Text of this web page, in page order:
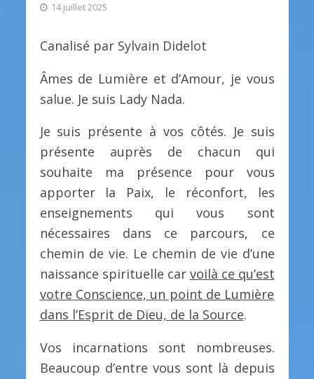
14 juillet 2025
Canalisé par Sylvain Didelot
Âmes de Lumière et d’Amour, je vous
salue. Je suis Lady Nada.
Je suis présente à vos côtés. Je suis
présente auprès de chacun qui
souhaite ma présence pour vous
apporter la Paix, le réconfort, les
enseignements qui vous sont
nécessaires dans ce parcours, ce
chemin de vie. Le chemin de vie d’une
naissance spirituelle car voilà ce qu’est
votre Conscience, un point de Lumière
dans l’Esprit de Dieu, de la Source.
Vos incarnations sont nombreuses.
Beaucoup d’entre vous sont là depuis